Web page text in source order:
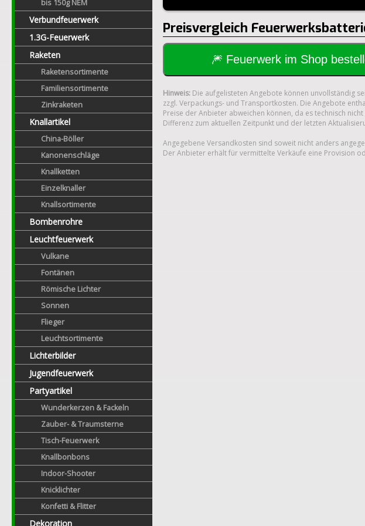
bis 150g NEM
Verbundfeuerwerk
1.3G-Feuerwerk
Raketen
Raketensortimente
Familiensortimente
Zinkraketen
Knallartikel
China-Böller
Kanonenschläge
Knallketten
Einzelknaller
Knallsortimente
Bombenrohre
Leuchtfeuerwerk
Vulkane
Fontänen
Römische Lichter
Sonnen
Flieger
Leuchtsortimente
Lichterbilder
Jugendfeuerwerk
Partyartikel
Wunderkerzen & Fackeln
Zauber- & Traumsterne
Tisch-Feuerwerk
Knallbonbons
Indoor-Shooter
Knicklichter
Konfetti & Flitter
Dekoration
Preisvergleich
🎆 Feuerwerk im Shop
Hinweis: Die aufgelisteten Angebote können unvollständig
zzgl. Verpackungs- und Transportkosten. Die Angebote
Preise der Anbieter abweichen können, da es technisch
Differenz zum aktuellen Zeitpunkt und der letzten
Angegebene Versandkosten sind soweit nicht anders
Der Anbieter erhält für vermittelte Verkäufe eine Provision